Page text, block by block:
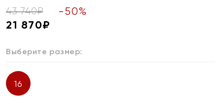
43 740₽ -50%
21 870₽
Выберите размер:
16